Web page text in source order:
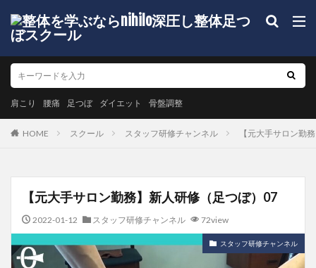
肩こり 腰痛 足つぼ ダイエット 骨盤調整
HOME スクール スタッフ研修チャンネル 【元大手サロン勤
【元大手サロン勤務】新人研修（足つぼ）07
2022-01-12 スタッフ研修チャンネル 72view
スタッフ研修チャンネル